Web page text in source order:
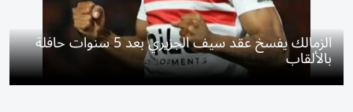
الزمالك يفسخ عقد سيف الجزيري بعد 5 سنوات حافلة
بالألقاب